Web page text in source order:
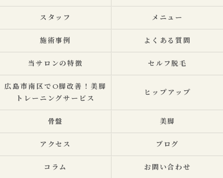
スタッフ メニュー
施術事例 よくある質問
当サロンの特徴 セルフ脱毛
広島市南区でO脚改善！美脚
トレーニングサービス
ヒップアップ
骨盤 美脚
アクセス ブログ
コラム お問い合わせ